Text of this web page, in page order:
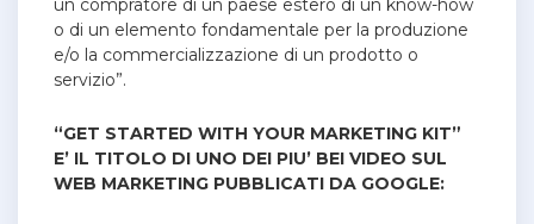
un compratore di un paese estero di un know-how
o di un elemento fondamentale per la produzione
e/o la commercializzazione di un prodotto o
servizio”.
“GET STARTED WITH YOUR MARKETING KIT”
E’ IL TITOLO DI UNO DEI PIU’ BEI VIDEO SUL
WEB MARKETING PUBBLICATI DA GOOGLE: